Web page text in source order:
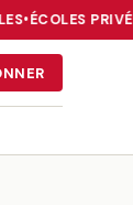
•ÉCOLES